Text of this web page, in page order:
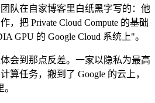
队在自家博客里白纸黑字写的：他
，把 Private Cloud Compute 的基础
GPU 的 Google Cloud 系统上"。
会到那点反差。一家以隐私为最高
算任务，搬到了 Google 的云上，